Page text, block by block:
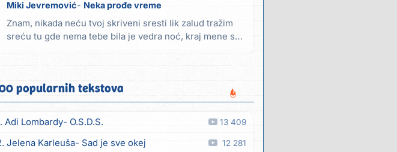
Miki Jevremović Neka prođe vreme
Znam, nikada neću tvoj skriveni sresti lik zalud tražim
sreću tu gde nema tebe bila je vedra noć, kraj mene si
popularnih tekstova
Adi Lombardy O.S.D.S. 13 409
Jelena Karleuša Sad je sve okej 12 281